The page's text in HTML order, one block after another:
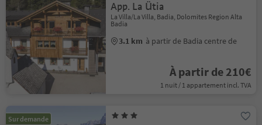
App. La Ütia
La Villa/La Villa, Badia, Dolomites Region Alta
Badia
3.1 km à partir de Badia centre de
À partir de 210€
1 nuit / 1 appartement incl. TVA
Sur demande